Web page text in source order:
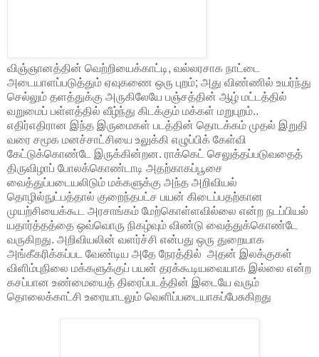
விஞ்ஞானத்தின் வெற்றியைக்காட்டி, வல்லரசாக நாட்டை
அடையாளப்படுத்தும் ஏவுகணை ஒரு புறம்; அது விண்ணில் உயர்ந்து
செல்லும் தளத்துக்கு அருகிலேயே பஞ்சத்தின் ஆழ் மட்டத்தில்
வறுமைப் பள்ளத்தில் வீழ்ந்து கிடக்கும் மக்கள் மறுபுறம்..
எதிர்எதிரான இந்த இருமைகள் படத்தின் தொடக்கம் முதல் இறுதி
வரை சமூக மனச்சாட்சியை உலுக்கி எழுப்பிக் கேள்வி
கேட்டுக்கொண்டே இருக்கின்றன. ராக்கெட் செலுத்தப்படுவதைத்
திருவிழாப் போலக்கொண்டாடி அதற்காகப்பூசை
வைத்துப்படையலிடும் மக்களுக்கு அந்த அறிவியல்
தொழில்நுட்பத்தால் குறைந்தபட்ச பயன் கிடைப்பதற்கான
முயற்சியைக்கூட அரசாங்கம் மேற்கொள்ளவில்லை என்ற நடப்பியல்
யதார்த்தத்தை ஒவ்வொரு நிகழ்வும் விண்டு வைத்துக்கொண்டே
வருகிறது. அறிவியலின் வளர்ச்சி என்பது ஒரு துறையாக
அங்கீகரிக்கப்பட வேண்டிய அதே நேரத்தில் அதன் இலக்குகள்
விளிம்புநிலை மக்களுக்குப் பயன் தரக்கூடியவையாக இல்லை என்ற
கசப்பான உண்மையைத் திரைப்படத்தின் இடையே வரும்
தொலைக்காட்சி உரையாடலும் வெளிப்படையாகப்பேசுகிறது